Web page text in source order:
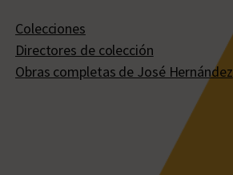
Colecciones
Directores de colección
Obras completas de José Hernández